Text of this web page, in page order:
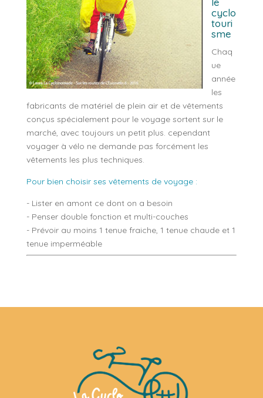
cyclo
touri
sme
Chaq
ue
année
les
fabricants de matériel de plein air et de vêtements
conçus spécialement pour le voyage sortent sur le
marché, avec toujours un petit plus. cependant
voyager à vélo ne demande pas forcément les
vêtements les plus techniques.
Pour bien choisir ses vêtements de voyage :
- Lister en amont ce dont on a besoin
- Penser double fonction et multi-couches
- Prévoir au moins 1 tenue fraiche, 1 tenue chaude et 1
tenue imperméable